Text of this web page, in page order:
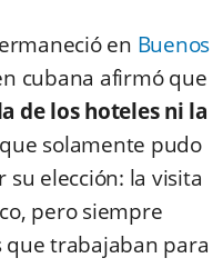
en Buenos
cubana afirmó que
de los hoteles ni la
solamente pudo
elección: la visita
pero siempre
trabajaban para